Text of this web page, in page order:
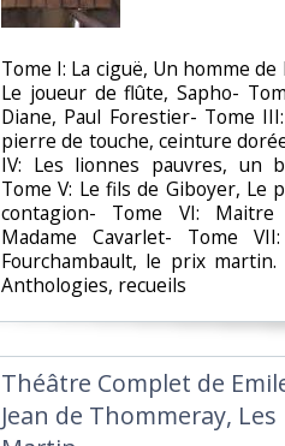
‎Tome I: La ciguë, Un homme
Le joueur de flûte, Sapho-
Diane, Paul Forestier- Tome
pierre de touche, ceinture
IV: Les lionnes pauvres, un
Tome V: Le fils de Giboyer, Le
contagion- Tome VI:
Madame Cavarlet- Tome
Fourchambault, le prix martin.
Anthologies, recueils‎
‎Théâtre Complet de
Jean de Thommeray,